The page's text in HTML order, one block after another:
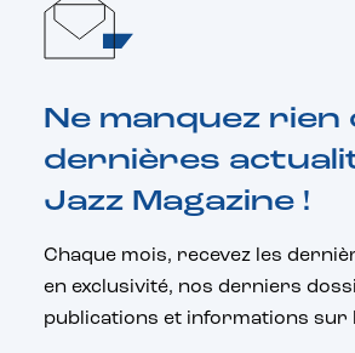
Ne manquez rien
dernières
Jazz Magazine !
Chaque mois, recevez les
en exclusivité, nos derniers
publications et informations sur